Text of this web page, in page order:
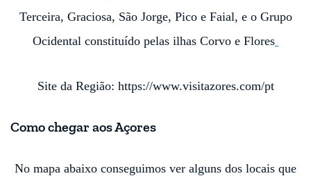
Terceira, Graciosa, São Jorge, Pico e Faial, e o Grupo
Ocidental constituído pelas ilhas Corvo e Flores
Site da Região: https://www.visitazores.com/pt
Como chegar aos Açores
No mapa abaixo conseguimos ver alguns dos locais que